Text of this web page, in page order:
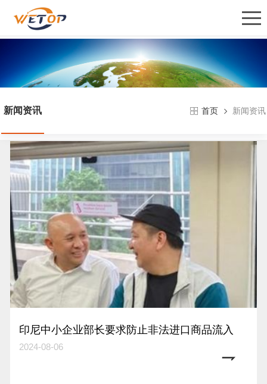
新闻资讯 首页 新闻资讯
印尼中小企业部长要求防止非法进口商品流入
2024-08-06